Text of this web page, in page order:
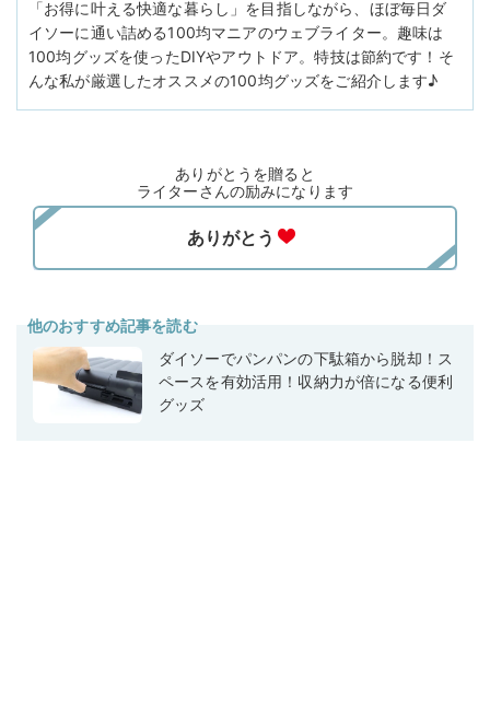
「お得に叶える快適な暮らし」を目指しながら、ほぼ毎日ダ
イソーに通い詰める100均マニアのウェブライター。趣味は
100均グッズを使ったDIYやアウトドア。特技は節約です！そ
んな私が厳選したオススメの100均グッズをご紹介します♪
ありがとうを贈ると
ライターさんの励みになります
他のおすすめ記事を読む
ダイソーでパンパンの下駄箱から脱却！ス
ペースを有効活用！収納力が倍になる便利
グッズ